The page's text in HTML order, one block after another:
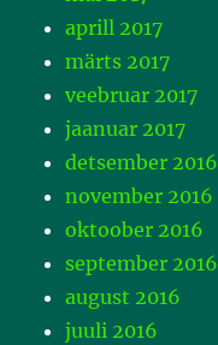
aprill 2017
märts 2017
veebruar 2017
jaanuar 2017
detsember 2016
november 2016
oktoober 2016
september 2016
august 2016
juuli 2016